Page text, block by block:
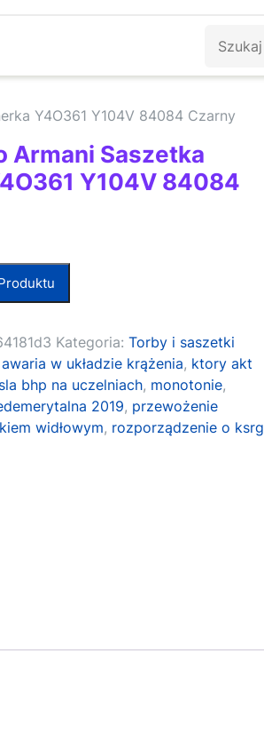
Y4O361 Y104V 84084 Czarny
Armani Saszetka
Y104V 84084
Kategoria:Torby i saszetki
awaria w układzie krążenia, ktory akt
bhp na uczelniach, monotonie,
2019, przewożenie
widłowym, rozporządzenie o ksrg